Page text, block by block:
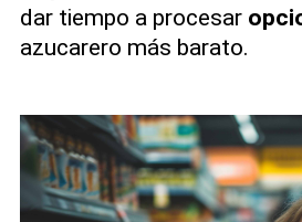
dar tiempo a procesar
azucarero más barato.